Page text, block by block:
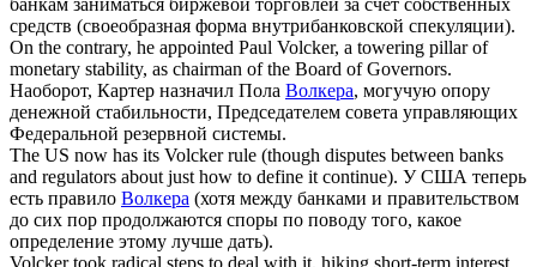
банкам заниматься биржевой торговлей за счёт собственных
средств (своеобразная форма внутрибанковской спекуляции).
On the contrary, he appointed Paul Volcker, a towering pillar of
monetary stability, as chairman of the Board of Governors.
Наоборот, Картер назначил Пола Волкера, могучую опору
денежной стабильности, Председателем совета управляющих
Федеральной резервной системы.
The US now has its Volckerrule (though disputes between banks
and regulators about just how to define it continue). У США теперь
есть правило Волкера (хотя между банками и правительством
до сих пор продолжаются споры по поводу того, какое
определение этому лучше дать).